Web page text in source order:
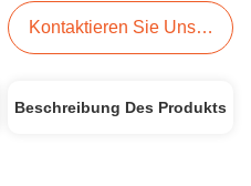
Kontaktieren Sie Uns Jetzt
Beschreibung Des Produkts